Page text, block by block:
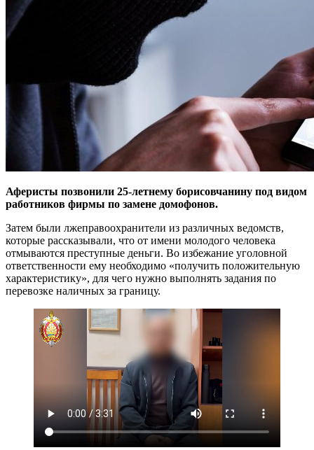
Аферисты позвонили 25-летнему борисовчанину под видом
работников фирмы по замене домофонов.
Затем были лжеправоохранители из различных ведомств,
которые рассказывали, что от имени молодого человека
отмываются преступные деньги. Во избежание уголовной
ответственности ему необходимо «получить положительную
характеристику», для чего нужно выполнять задания по
перевозке наличных за границу.